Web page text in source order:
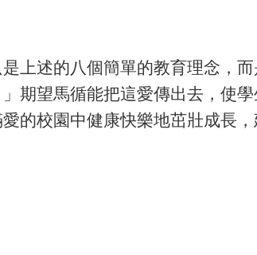
上述的八個簡單的教育理念，
期望馬循能把這愛傳出去，使學
的校園中健康快樂地茁壯成長